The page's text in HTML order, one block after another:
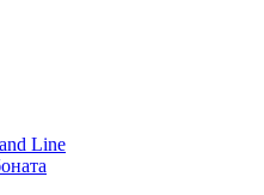
Line